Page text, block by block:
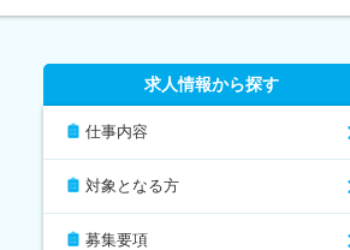
求人情報から探す
仕事内容
対象となる方
募集要項